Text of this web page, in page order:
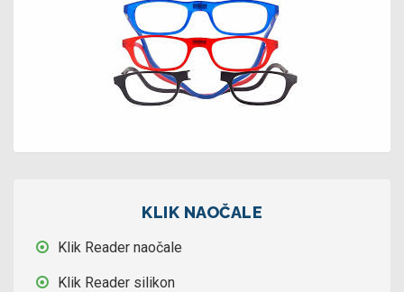
KLIK NAOČALE
Klik Reader naočale
Klik Reader silikon